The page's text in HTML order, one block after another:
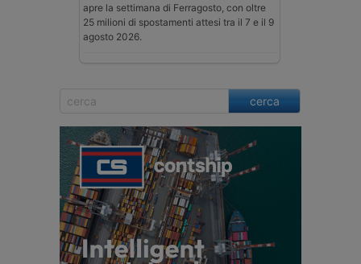
apre la settimana di Ferragosto, con oltre
25 milioni di spostamenti attesi tra il 7 e il 9
agosto 2026.
cerca